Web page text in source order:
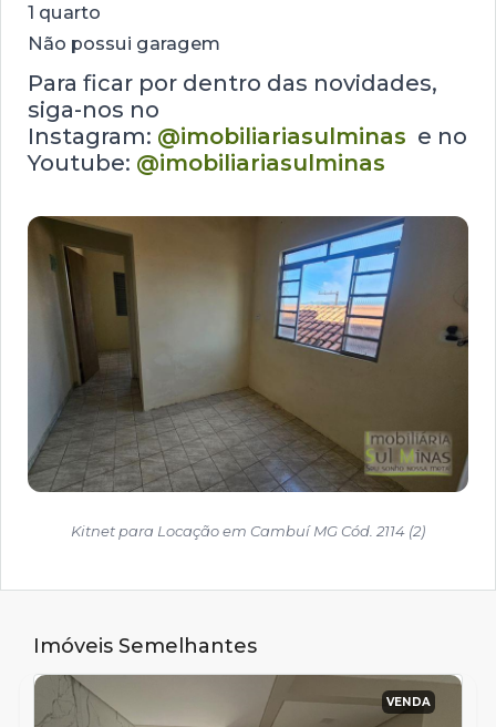
1 quarto
Não possui garagem
Para ficar por dentro das novidades,
siga-nos no
Instagram: @imobiliariasulminas e no
Youtube: @imobiliariasulminas
Kitnet para Locação em Cambuí MG Cód. 2114 (2)
Imóveis Semelhantes
VENDA